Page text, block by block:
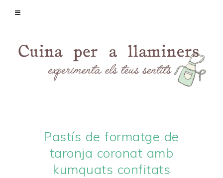
Pastís de formatge de
taronja coronat amb
kumquats confitats